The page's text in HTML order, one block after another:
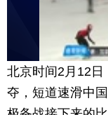
北京时间2月12
夺，短道速滑中